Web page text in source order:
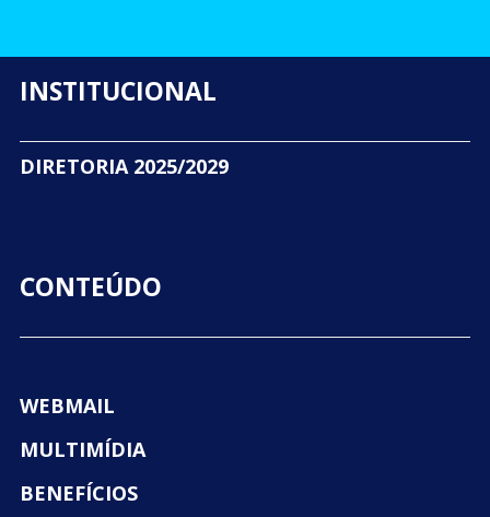
INSTITUCIONAL
DIRETORIA 2025/2029
CONTEÚDO
WEBMAIL
MULTIMÍDIA
BENEFÍCIOS